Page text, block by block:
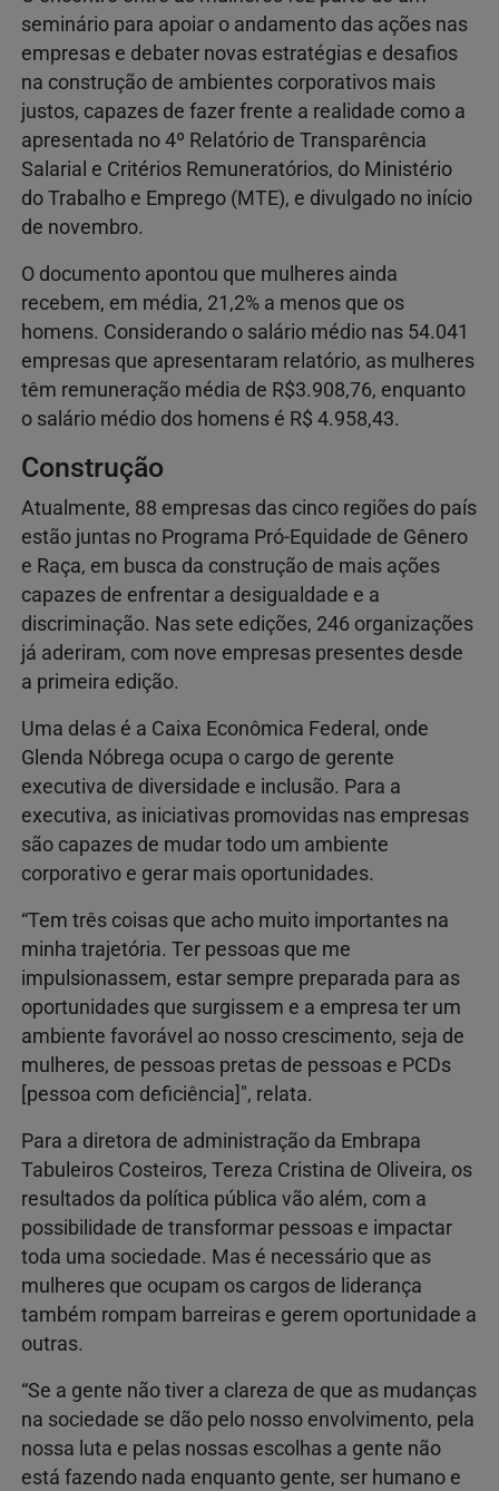
seminário para apoiar o andamento das ações nas
empresas e debater novas estratégias e desafios
na construção de ambientes corporativos mais
justos, capazes de fazer frente a realidade como a
apresentada no 4º Relatório de Transparência
Salarial e Critérios Remuneratórios, do Ministério
do Trabalho e Emprego (MTE), e divulgado no início
de novembro.
O documento apontou que mulheres ainda
recebem, em média, 21,2% a menos que os
homens. Considerando o salário médio nas 54.041
empresas que apresentaram relatório, as mulheres
têm remuneração média de R$3.908,76, enquanto
o salário médio dos homens é R$ 4.958,43.
Construção
Atualmente, 88 empresas das cinco regiões do país
estão juntas no Programa Pró-Equidade de Gênero
e Raça, em busca da construção de mais ações
capazes de enfrentar a desigualdade e a
discriminação. Nas sete edições, 246 organizações
já aderiram, com nove empresas presentes desde
a primeira edição.
Uma delas é a Caixa Econômica Federal, onde
Glenda Nóbrega ocupa o cargo de gerente
executiva de diversidade e inclusão. Para a
executiva, as iniciativas promovidas nas empresas
são capazes de mudar todo um ambiente
corporativo e gerar mais oportunidades.
“Tem três coisas que acho muito importantes na
minha trajetória. Ter pessoas que me
impulsionassem, estar sempre preparada para as
oportunidades que surgissem e a empresa ter um
ambiente favorável ao nosso crescimento, seja de
mulheres, de pessoas pretas de pessoas e PCDs
[pessoa com deficiência]", relata.
Para a diretora de administração da Embrapa
Tabuleiros Costeiros, Tereza Cristina de Oliveira, os
resultados da política pública vão além, com a
possibilidade de transformar pessoas e impactar
toda uma sociedade. Mas é necessário que as
mulheres que ocupam os cargos de liderança
também rompam barreiras e gerem oportunidade a
outras.
“Se a gente não tiver a clareza de que as mudanças
na sociedade se dão pelo nosso envolvimento, pela
nossa luta e pelas nossas escolhas a gente não
está fazendo nada enquanto gente, ser humano e